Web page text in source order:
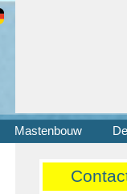
Mastenbouw